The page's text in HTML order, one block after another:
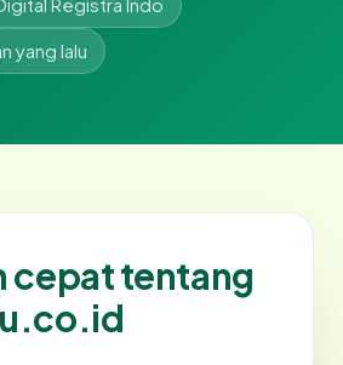
Registra Indo
yang lalu
cepat tentang